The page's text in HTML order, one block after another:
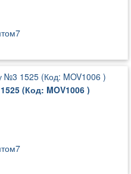
(Код: MOV1006 )